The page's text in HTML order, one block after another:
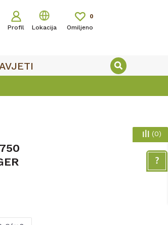
Profil Lokacija Omiljeno
0
(0)